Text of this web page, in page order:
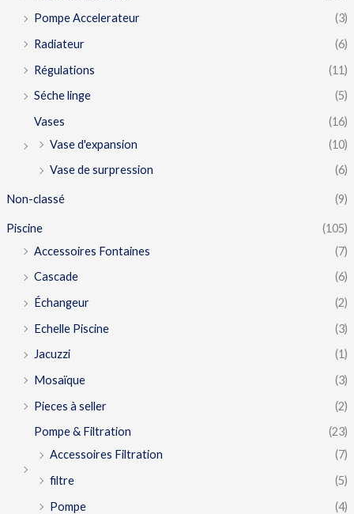
Pompe Accelerateur
(3)
Radiateur
(6)
Régulations
(11)
Séche linge
(5)
Vases
(16)
Vase d'expansion
(10)
Vase de surpression
(6)
Non-classé (9)
Piscine
(105)
Accessoires Fontaines
(7)
Cascade
(6)
Échangeur
(2)
Echelle Piscine
(3)
Jacuzzi
(1)
Mosaïque
(3)
Pieces à seller
(2)
Pompe & Filtration
(23)
Accessoires Filtration
(7)
filtre
(5)
Pompe
(4)